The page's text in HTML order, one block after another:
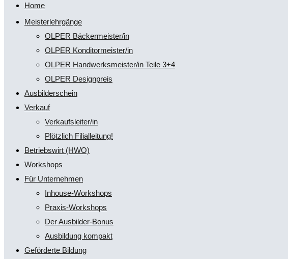
Home
Meisterlehrgänge
OLPER Bäckermeister/in
OLPER Konditormeister/in
OLPER Handwerksmeister/in Teile 3+4
OLPER Designpreis
Ausbilderschein
Verkauf
Verkaufsleiter/in
Plötzlich Filialleitung!
Betriebswirt (HWO)
Workshops
Für Unternehmen
Inhouse-Workshops
Praxis-Workshops
Der Ausbilder-Bonus
Ausbildung kompakt
Geförderte Bildung